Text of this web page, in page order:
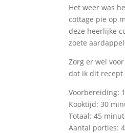
Het weer was
cottage pie op
deze heerlijke
zoete
Zorg er wel
dat ik dit recept
Voorbereiding:
Kooktijd: 30
Totaal: 45
Aantal porties: 4